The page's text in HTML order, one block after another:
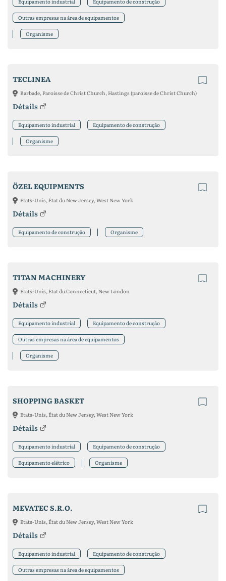
Outras empresas na área de equipamentos
Organisme
TECLINEA
Barbade, Paroisse de Christ Church, Hastings (paroisse de Christ Church)
Détails
Equipamento industrial Equipamento de construção
Organisme
ÖZEL EQUIPMENTS
Etats-Unis, État du New Jersey, West New York
Détails
Equipamento de construção Organisme
TITAN MACHINERY
Etats-Unis, État du Connecticut, New London
Détails
Equipamento industrial Equipamento de construção
Outras empresas na área de equipamentos
Organisme
SHOPPING BASKET
Etats-Unis, État du New Jersey, West New York
Détails
Equipamento industrial Equipamento de construção
Equipamento elétrico Organisme
MEVATEC S.R.O.
Etats-Unis, État du New Jersey, West New York
Détails
Equipamento industrial Equipamento de construção
Outras empresas na área de equipamentos